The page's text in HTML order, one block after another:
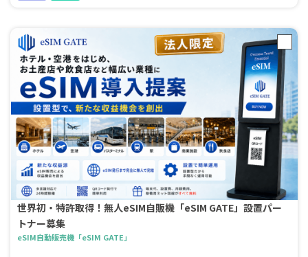
世界初・特許取得！無人eSIM自販機「eSIM GATE」設置パー
トナー募集
eSIM自動販売機「eSIM GATE」